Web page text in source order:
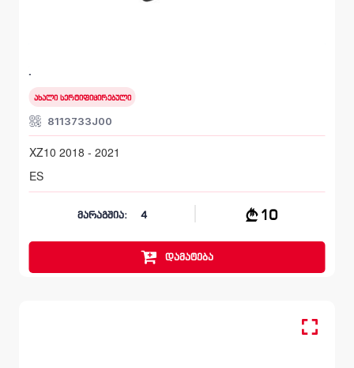
XZ10 2018 - 2021
ახალი სერტიფიცირებული
8113733J00
XZ10 2018 - 2021
ES
მარაგშია: 4 10
დამატება